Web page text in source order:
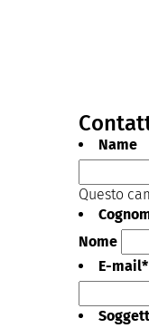
Name
Questo
Nome
E-mail*